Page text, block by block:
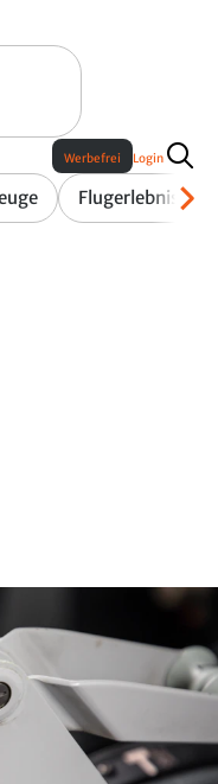
Flugerlebnis
Werbefrei Login